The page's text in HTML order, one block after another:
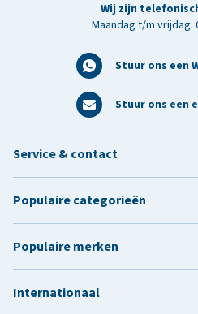
Wij zijn
Maandag t/m vrijdag:
Stuur ons een
Stuur ons een
Service & contact
Populaire categorieën
Populaire merken
Internationaal